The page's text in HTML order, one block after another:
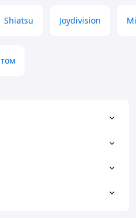
Shiatsu Joydivision